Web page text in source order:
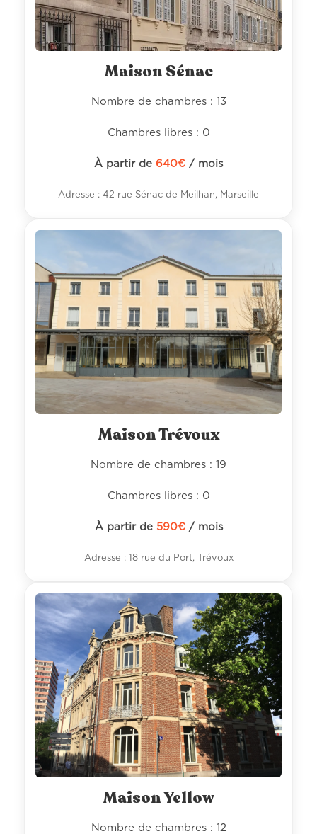
Maison Sénac
Nombre de chambres : 13
Chambres libres : 0
À partir de 640€ / mois
Adresse : 42 rue Sénac de Meilhan, Marseille
Maison Trévoux
Nombre de chambres : 19
Chambres libres : 0
À partir de 590€/ mois
Adresse : 18 rue du Port, Trévoux
Maison Yellow
Nombre de chambres : 12